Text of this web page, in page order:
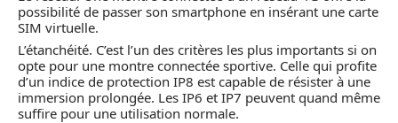
possibilité de passer son smartphone en insérant une carte
SIM virtuelle.
L’étanchéité. C’est l’un des critères les plus importants si on
opte pour une montre connectée sportive. Celle qui profite
d’un indice de protection IP8 est capable de résister à une
immersion prolongée. Les IP6 et IP7 peuvent quand même
suffire pour une utilisation normale.